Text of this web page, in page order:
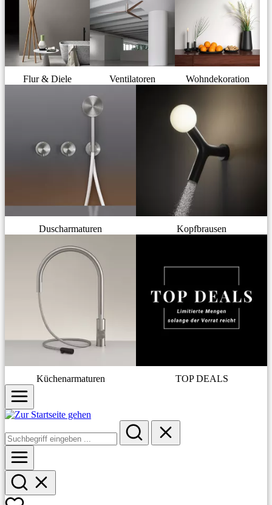
Flur & Diele Ventilatoren Wohndekoration
Duscharmaturen Kopfbrausen
Küchenarmaturen TOP DEALS